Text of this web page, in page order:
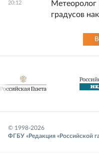
20:12
градусов
© 1998-2026
ФГБУ «Редакция «Российской